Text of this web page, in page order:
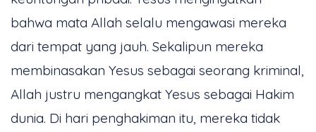
bahwa mata Allah selalu mengawasi mereka
dari tempat yang jauh. Sekalipun mereka
membinasakan Yesus sebagai seorang kriminal,
Allah justru mengangkat Yesus sebagai Hakim
dunia. Di hari penghakiman itu, mereka tidak